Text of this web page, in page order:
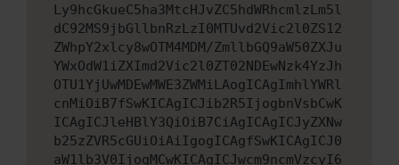
Ly9hcGkueC5ha3MtcHJvZC5hdWRhcmlzLm5l
dC92MS9jbGllbnRzLzI0MTUvd2Vic2l0ZS12
ZWhpY2xlcy8wOTM4MDM/ZmllbGQ9aW50ZXJu
YWxOdW1iZXImd2Vic2l0ZT02NDEwNzk4YzJh
OTU1YjUwMDEwMWE3ZWMiLAogICAgImhlYWRl
cnMiOiB7fSwKICAgICJib2R5IjogbnVsbCwK
ICAgICJleHBlY3QiOiB7CiAgICAgICJyZXNw
b25zZVR5cGUiOiAiIgogICAgfSwKICAgICJ0
aW1lb3V0IjogMCwKICAgICJwcm9ncmVzcyI6